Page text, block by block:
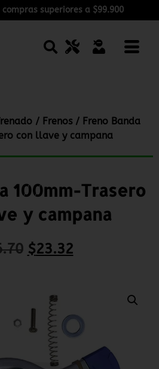
superiores a $99.900
/ Frenos/ Freno Banda
con llave y campana
100mm-Trasero
y campana
$23.32